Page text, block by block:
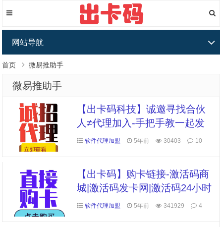
网站导航
首页 微易推助手
微易推助手
【出卡码科技】诚邀寻找合伙
人≠代理加入-手把手教一起发
展软件代理加盟 5年前 30403 10
【出卡码】购卡链接-激活码商
城|激活码发卡网|激活码24小时
自助发卡|点击进入
软件代理加盟 5年前 341929 4